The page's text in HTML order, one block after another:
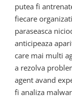
putea fi
fiecare
paraseasca
anticipeaza
care mai multi
a rezolva
agent avand
fi analiza